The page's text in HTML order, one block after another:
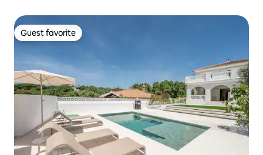
Guest favorite
Guest favorite